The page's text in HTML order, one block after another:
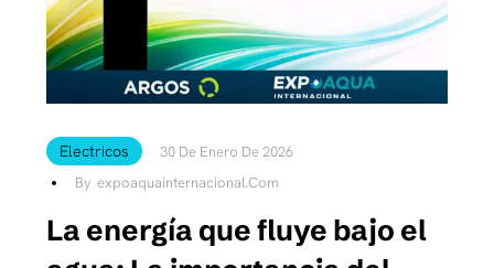
Electricos
30 De Enero De 2026
By Expoaquainternacional.com
La energía que fluye bajo el